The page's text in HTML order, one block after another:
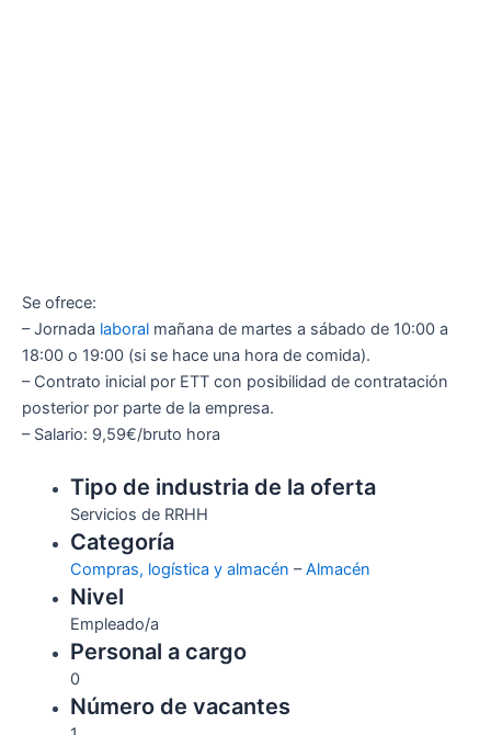
Se ofrece:
– Jornada laboral mañana de martes a sábado de 10:00 a
18:00 o 19:00 (si se hace una hora de comida).
– Contrato inicial por ETT con posibilidad de contratación
posterior por parte de la empresa.
– Salario: 9,59€/bruto hora
Tipo de industria de la oferta
Servicios de RRHH
Categoría
Compras, logística y almacén –Almacén
Nivel
Empleado/a
Personal a cargo
0
Número de vacantes